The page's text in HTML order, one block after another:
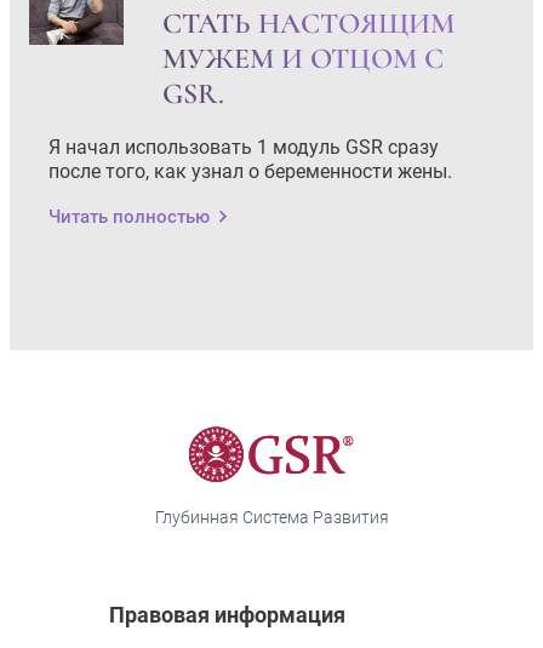
СТАТЬ НАСТОЯЩИМ
МУЖЕМ И ОТЦОМ С
GSR.
Я начал использовать 1 модуль GSR сразу
после того, как узнал о беременности жены.
Читать полностью
Глубинная Система Развития
Правовая информация